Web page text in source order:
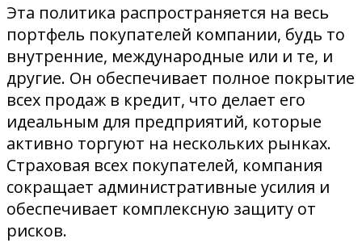
Эта политика распространяется на весь
портфель покупателей компании, будь то
внутренние, международные или и те, и
другие. Он обеспечивает полное покрытие
всех продаж в кредит, что делает его
идеальным для предприятий, которые
активно торгуют на нескольких рынках.
Страховая всех покупателей, компания
сокращает административные усилия и
обеспечивает комплексную защиту от
рисков.